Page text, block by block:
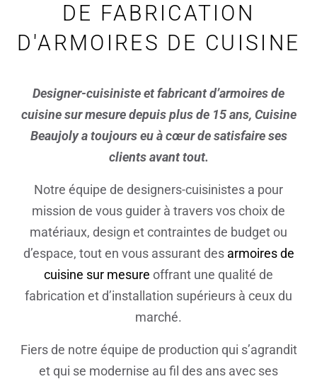
DE FABRICATION
D'ARMOIRES DE CUISINE
Designer-cuisiniste et fabricant d’armoires de
cuisine sur mesure depuis plus de 15 ans, Cuisine
Beaujoly a toujours eu à cœur de satisfaire ses
clients avant tout.
Notre équipe de designers-cuisinistes a pour
mission de vous guider à travers vos choix de
matériaux, design et contraintes de budget ou
d’espace, tout en vous assurant des armoires de
cuisine sur mesure offrant une qualité de
fabrication et d’installation supérieurs à ceux du
marché.
Fiers de notre équipe de production qui s’agrandit
et qui se modernise au fil des ans avec ses